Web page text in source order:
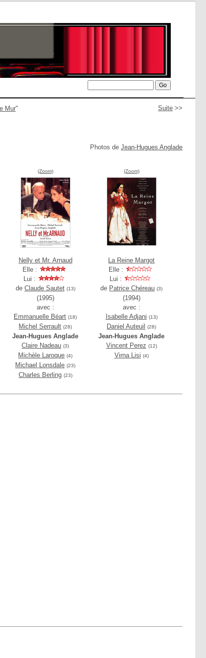
Suite >>
Mur"
Photos de Jean-Hugues Anglade
(Zoom)
Nelly et Mr. Arnaud
Elle :
Lui :
de Claude Sautet (13)
(1995)
avec :
Emmanuelle Béart (18)
Michel Serrault (28)
Jean-Hugues Anglade
Claire Nadeau (3)
Michèle Laroque (4)
Michael Lonsdale (23)
Charles Berling (23)
(Zoom)
La Reine Margot
Elle :
Lui :
de Patrice Chéreau (3)
(1994)
avec :
Isabelle Adjani (13)
Daniel Auteuil (28)
Jean-Hugues Anglade
Vincent Perez (12)
Virna Lisi (4)